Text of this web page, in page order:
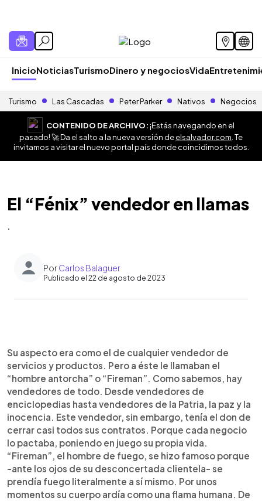
InicioNoticiasTurismoDinero y negociosVida
Turismo Las Cascadas Peter Parker Nativos Negocios
CONTENIDO DE ARCHIVO:¡Estás navegando en el
pasado! 🚀 Da el salto a la nueva versión deelsalvador.com . Te
invitamos a visitar el nuevo portal país donde coincidimos todos.
El “Fénix” vendedor en llamas
.
PorCarlos Balaguer
Publicado el 22 de agosto de 2023
Escuchar artículo
Su aspecto era como el de cualquier vendedor de
servicios y productos. Pero a éste le llamaban el
“hombre antorcha” o “Fireman”. Como sabemos, hay
vendedores de todo. Desde vendedores de
enciclopedias hasta vendedores de la Patria, la paz y la
inocencia. Este vendedor, sin embargo, tenía el don de
cerrar casi todos sus contratos. Porque cada negocio
lo pactaba, poniendo en juego su propia vida.
“Fireman”, el hombre de fuego, se hizo famoso porque
-ante los ojos de su desconcertada clientela- se
prendía fuego literalmente a sí mismo. Por unos
momentos su cuerpo ardía como una flama humana. De